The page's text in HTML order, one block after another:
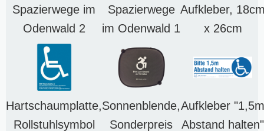
Spazierwege im
Odenwald 2
Spazierwege
im Odenwald 1
Aufkleber,
x 26cm
Hartschaumplatte,
Rollstuhlsymbol
Sonnenblende,
Sonderpreis
Aufkleber "1,5m
Abstand halten"